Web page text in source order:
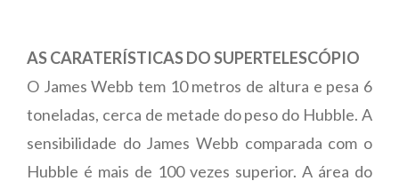
AS CARATERÍSTICAS DO SUPERTELESCÓPIO
O James Webb tem 10 metros de altura e pesa 6
toneladas, cerca de metade do peso do Hubble. A
sensibilidade do James Webb comparada com o
Hubble é mais de 100 vezes superior. A área do